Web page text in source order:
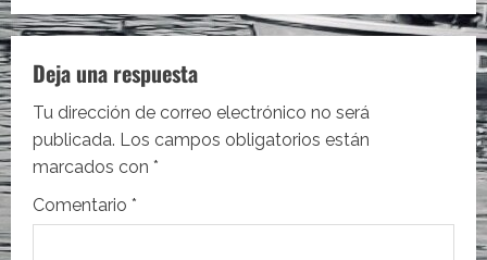
a
c
i
ó
n
Deja una respuesta
Tu dirección de correo electrónico no será
publicada. Los campos obligatorios están
marcados con *
Comentario *